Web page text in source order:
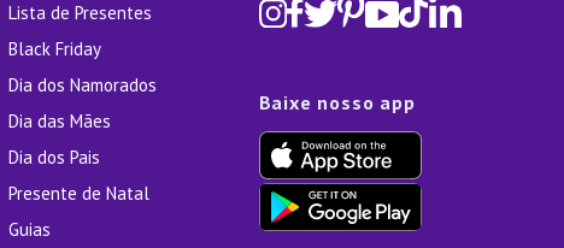
Lista de Presentes
Black Friday
Dia dos Namorados
Dia das Mães
Dia dos Pais
Presente de Natal
Guias
Baixe nosso app